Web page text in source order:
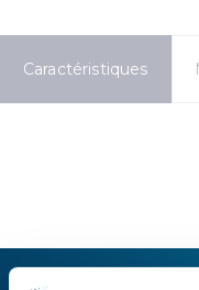
Caractéristiques